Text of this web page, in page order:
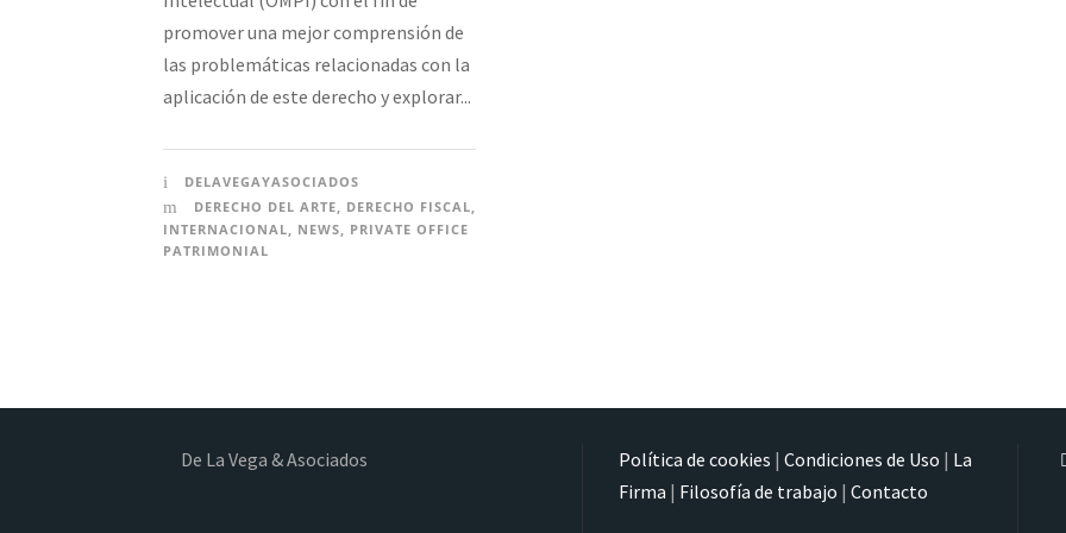
promover una mejor comprensión de
las problemáticas relacionadas con la
aplicación de este derecho y explorar...
DELAVEGAYASOCIADOS
DERECHO DEL ARTE, DERECHO FISCAL,
INTERNACIONAL, NEWS, PRIVATE OFFICE
PATRIMONIAL
De La Vega & Asociados Política de cookies | Condiciones de Uso | La
Firma | Filosofía de trabajo | Contacto